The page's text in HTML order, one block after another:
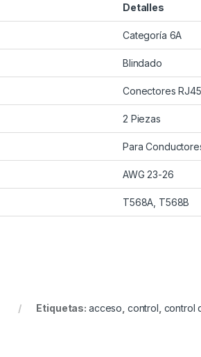
Detalles
Categoría 6A
Blindado
Conectores RJ45
2 Piezas
Para
AWG 23-26
T568A, T568B
Etiquetas: acceso control control